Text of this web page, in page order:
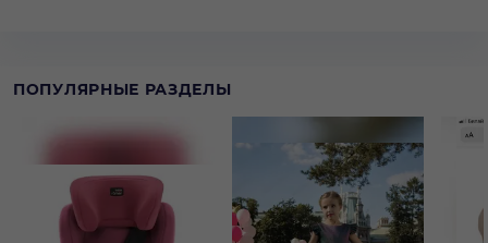
ПОПУЛЯРНЫЕ РАЗДЕЛЫ